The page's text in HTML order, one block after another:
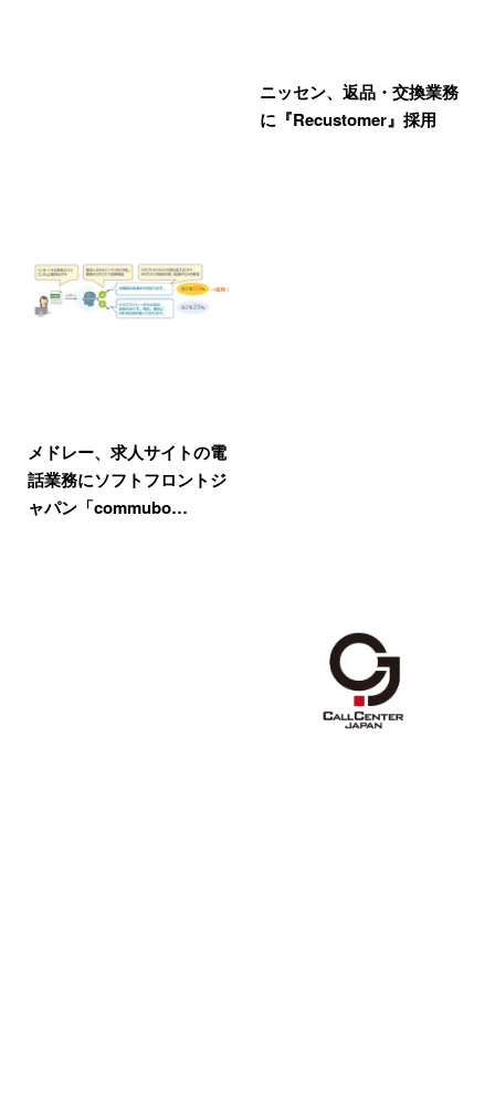
ニッセン、返品・交換業務
に『Recustomer』採用
メドレー、求人サイトの電
話業務にソフトフロントジ
ャパン「commubo…